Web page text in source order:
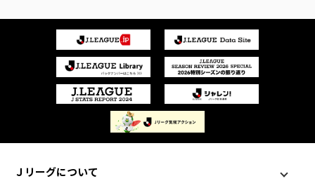
Ｊリーグについて